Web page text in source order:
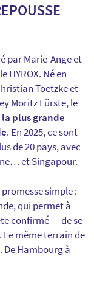
par Marie-Ange et
HYROX. Né en
Toetzke et
Moritz Fürste, le
la plus grande
. En 2025, ce sont
de 20 pays, avec
et Singapour.
simple :
qui permet à
confirmé — de se
Le même terrain de
De Hambourg à